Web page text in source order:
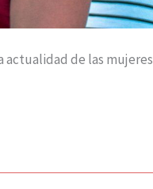
actualidad de las mujeres